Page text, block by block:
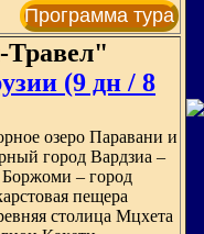
Программа тура
(9 дн / 8
озеро Паравани и
город Вардзиа –
Боржоми – город
пещера
столица Мцхета